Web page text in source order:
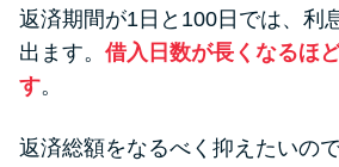
返済期間が1日と100日では、利
出ます。 借入日数が長くなるほ
す。
返済総額をなるべく抑えたいの